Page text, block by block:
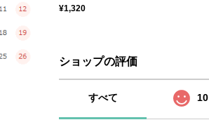
¥1,320
ショップの評価
すべて 10